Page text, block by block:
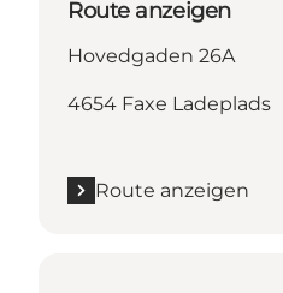
Route anzeigen
Hovedgaden 26A
4654 Faxe Ladeplads
Route anzeigen